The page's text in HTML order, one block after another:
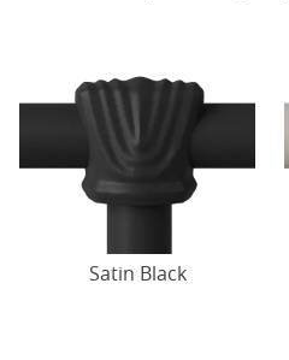
Satin Black